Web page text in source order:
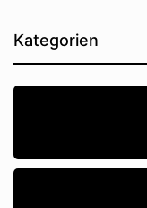
Kategorien